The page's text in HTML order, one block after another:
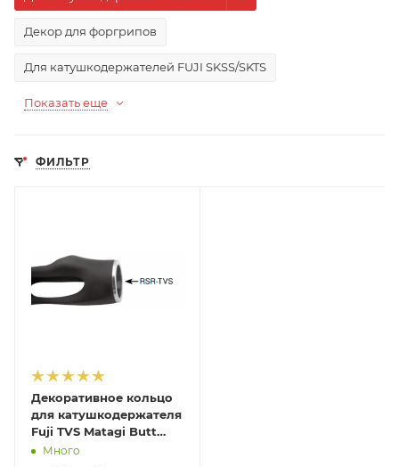
Декор для форгрипов
Для катушкодержателей FUJI SKSS/SKTS
Показать еще
ФИЛЬТР
Декоративное кольцо
для катушкодержателя
Fuji TVS Matagi Butt
Trim Ring
Много